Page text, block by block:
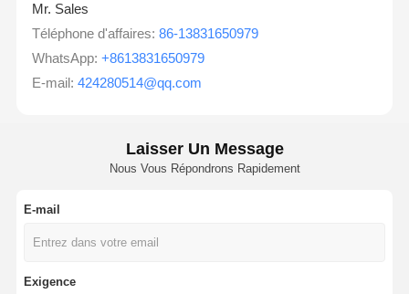
Mr. Sales
Téléphone d'affaires: 86-13831650979
WhatsApp: +8613831650979
E-mail: 424280514@qq.com
Laisser Un Message
Nous Vous Répondrons Rapidement
E-mail
Exigence